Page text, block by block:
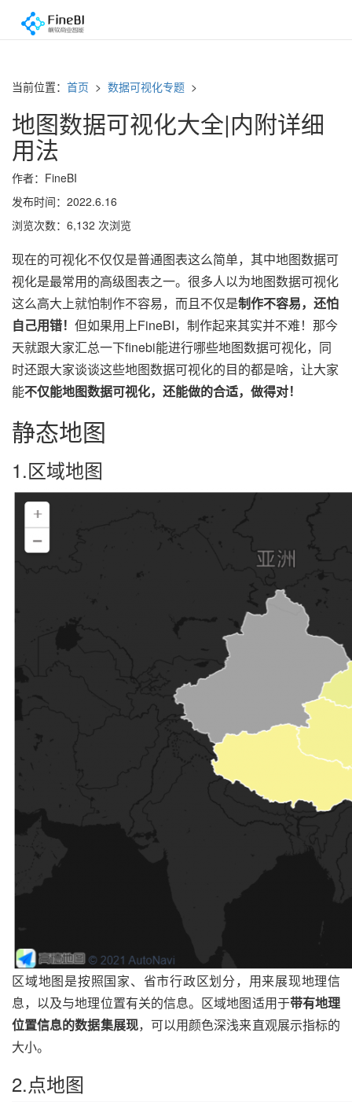
当前位置： 首页 > 数据可视化专题 >
地图数据可视化大全|内附详细
用法
作者：FineBI
发布时间：2022.6.16
浏览次数：6,132 次浏览
现在的可视化不仅仅是普通图表这么简单，其中地图数据可
视化是最常用的高级图表之一。很多人以为地图数据可视化
这么高大上就怕制作不容易，而且不仅是制作不容易，还怕
自己用错！ 但如果用上FineBI，制作起来其实并不难！那今
天就跟大家汇总一下finebi能进行哪些地图数据可视化，同
时还跟大家谈谈这些地图数据可视化的目的都是啥，让大家
能不仅能地图数据可视化，还能做的合适，做得对！
静态地图
1.区域地图
区域地图是按照国家、省市行政区划分，用来展现地理信
息，以及与地理位置有关的信息。区域地图适用于带有地理
位置信息的数据集展现，可以用颜色深浅来直观展示指标的
大小。
2.点地图